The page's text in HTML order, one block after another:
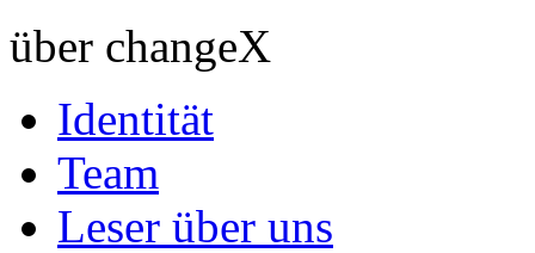
über changeX
Identität
Team
Leser über uns